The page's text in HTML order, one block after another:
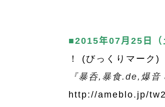
■2015年07月25日（
！ (びっくりマー
『暴呑,暴食.de,爆音
http://ameblo.jp/